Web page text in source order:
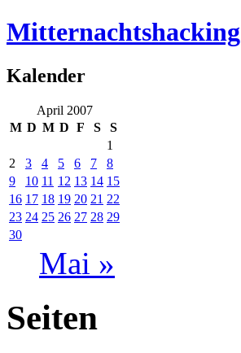
Mitternachtshacking
Kalender
April 2007
M D M D F S
S
1
2
3 4 5 6 7
8
9
10 11 12 13 14 15
16 17 18 19 20 21 22
23 24 25 26 27 28 29
30
Mai »
Seiten